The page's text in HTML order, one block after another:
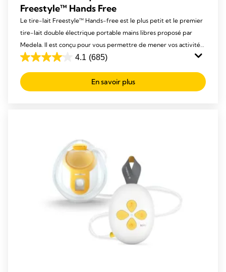
Freestyle™ Hands Free
Le tire-lait Freestyle™ Hands-free est le plus petit et le premier
tire-lait double électrique portable mains libres proposé par
Medela. Il est conçu pour vous permettre de mener vos activités
tout en exprimant votre lait.
4.1 (685)
4.1
out
of
En savoir plus